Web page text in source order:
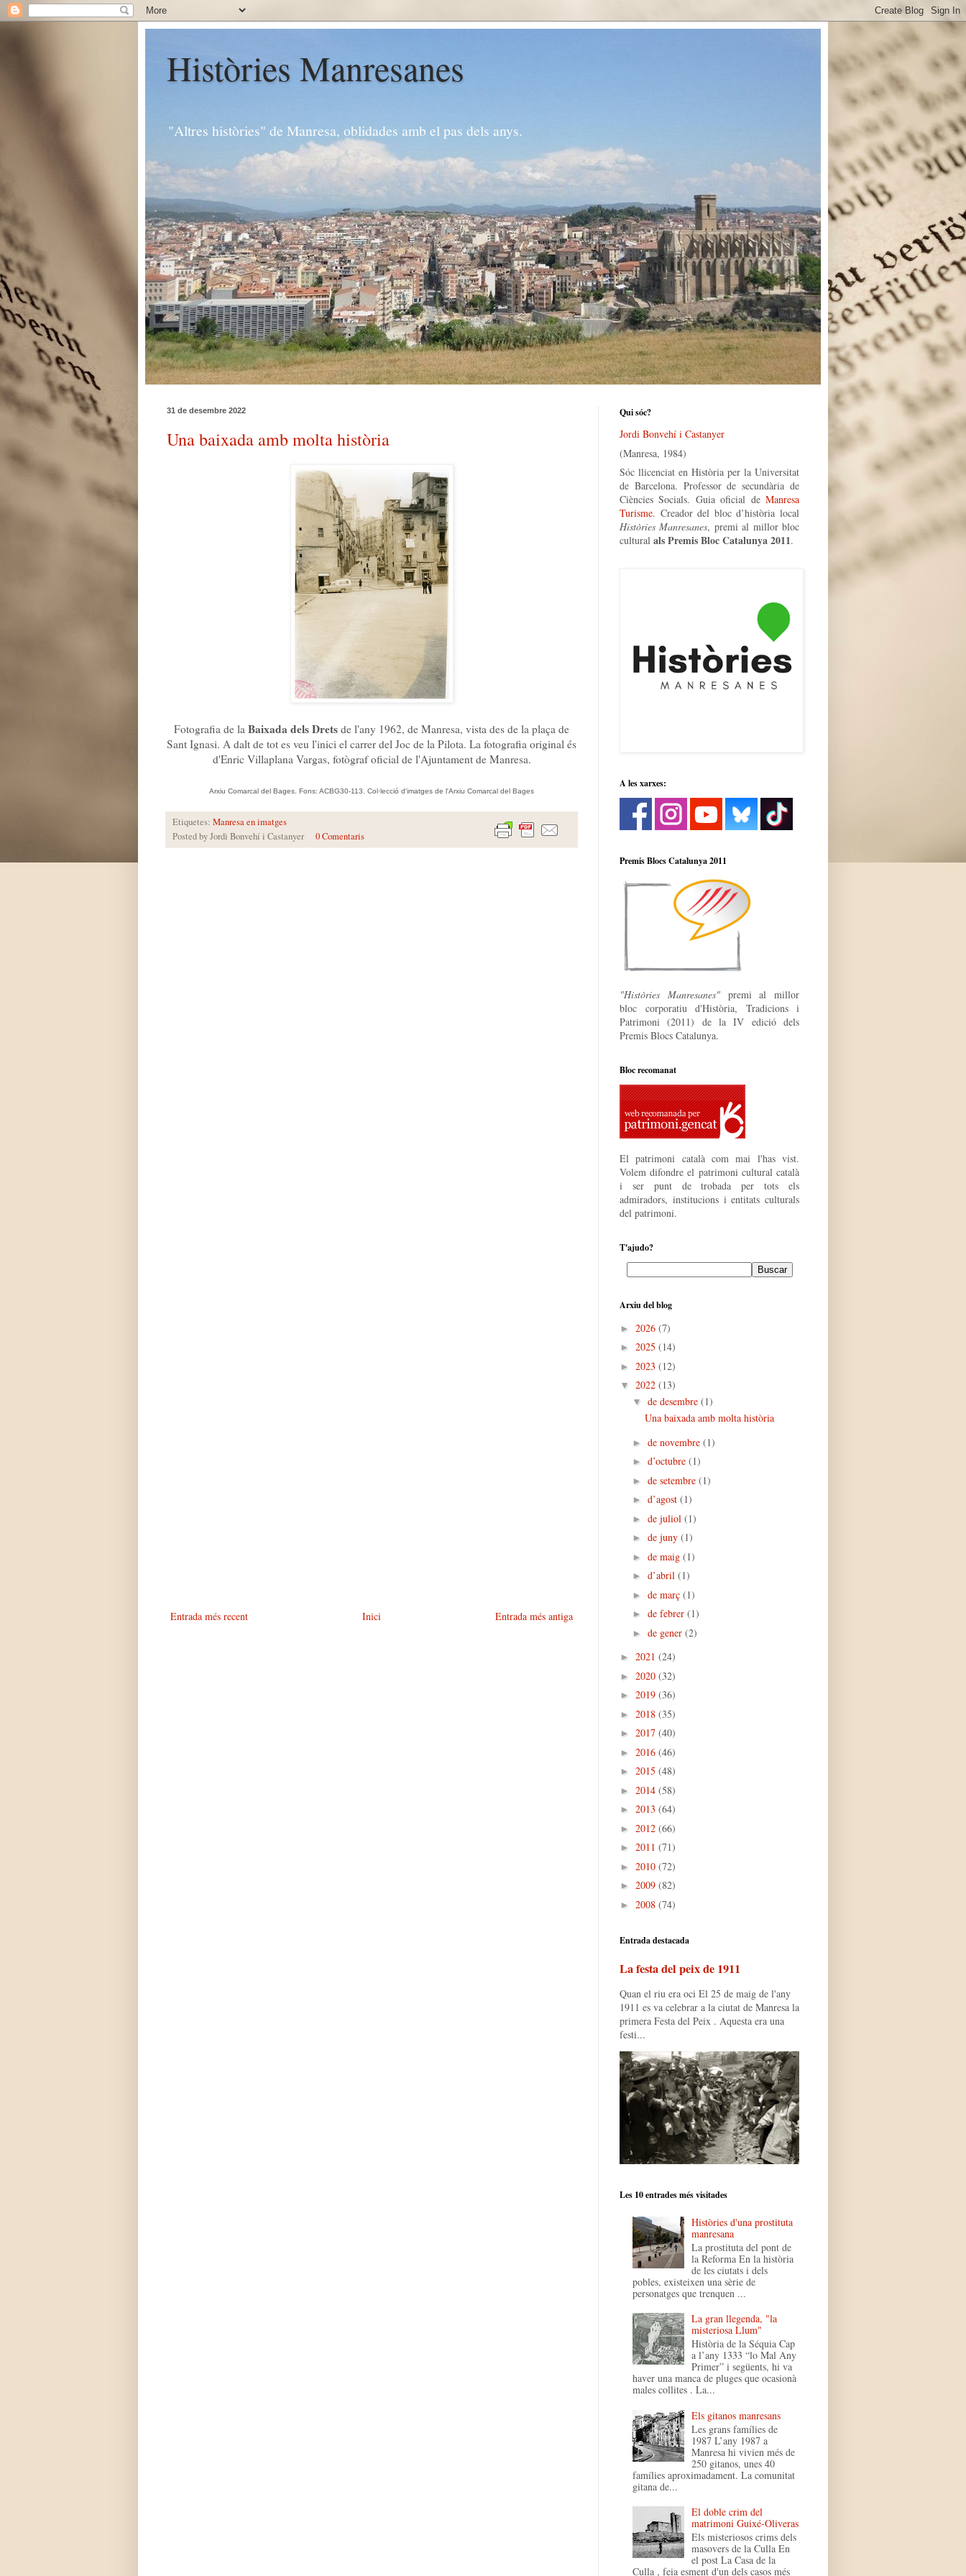
Històries Manresanes
"Altres històries" de Manresa, oblidades amb el pas dels anys.
31 de desembre 2022
Una baixada amb molta història
Fotografia de la Baixada dels Drets de l'any 1962, de Manresa, vista des de la plaça de
Sant Ignasi. A dalt de tot es veu l'inici el carrer del Joc de la Pilota. La fotografia original és
d'Enric Villaplana Vargas, fotògraf oficial de l'Ajuntament de Manresa.
Arxiu Comarcal del Bages. Fons: ACBG30-113. Col·lecció d'imatges de l'Arxiu Comarcal del Bages
Etiquetes: Manresa en imatges
Posted byJordi Bonvehí i Castanyer 0 Comentaris
Entrada més recent Entrada més antiga
Inici
Qui sóc?
Jordi Bonvehí i Castanyer
(Manresa, 1984)
Sóc llicenciat en Història per la Universitat
de Barcelona. Professor de secundària de
Ciències Socials. Guia oficial de Manresa
Turisme. Creador del bloc d’història local
Històries Manresanes, premi al millor bloc
cultural als Premis Bloc Catalunya 2011.
A les xarxes:
Premis Blocs Catalunya 2011
"Històries Manresanes"premi al millor
bloc corporatiu d'Història, Tradicions i
Patrimoni (2011) de la IV edició dels
Premis Blocs Catalunya.
Bloc recomanat
El patrimoni català com mai l'has vist.
Volem difondre el patrimoni cultural català
i ser punt de trobada per tots els
admiradors, institucions i entitats culturals
del patrimoni.
T'ajudo?
Arxiu del blog
► 2026 (7)
► 2025 (14)
► 2023 (12)
▼ 2022 (13)
▼ de desembre (1)
Una baixada amb molta història
► de novembre (1)
► d’octubre (1)
► de setembre (1)
► d’agost (1)
► de juliol (1)
► de juny (1)
► de maig (1)
► d’abril (1)
► de març (1)
► de febrer (1)
► de gener (2)
► 2021 (24)
► 2020 (32)
► 2019 (36)
► 2018 (35)
► 2017 (40)
► 2016 (46)
► 2015 (48)
► 2014 (58)
► 2013 (64)
► 2012 (66)
► 2011 (71)
► 2010 (72)
► 2009 (82)
► 2008 (74)
Entrada destacada
La festa del peix de 1911
Quan el riu era oci El 25 de maig de l'any
1911 es va celebrar a la ciutat de Manresa la
primera Festa del Peix . Aquesta era una
festi...
Les 10 entrades més visitades
Històries d'una prostituta
manresana
La prostituta del pont de
la Reforma En la història
de les ciutats i dels
pobles, existeixen una sèrie de
personatges que trenquen ...
La gran llegenda, "la
misteriosa Llum"
Història de la Séquia Cap
a l’any 1333 “lo Mal Any
Primer” i següents, hi va
haver una manca de pluges que ocasionà
males collites . La...
Els gitanos manresans
Les grans famílies de
1987 L’any 1987 a
Manresa hi vivien més de
250 gitanos, unes 40
famílies aproximadament. La comunitat
gitana de...
El doble crim del
matrimoni Guixé-Oliveras
Els misteriosos crims dels
masovers de la Culla En
el post La Casa de la
Culla , feia esment d'un dels casos més